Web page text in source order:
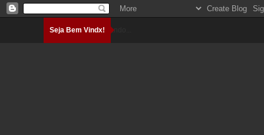
Seja Bem Vindx!Carregando...